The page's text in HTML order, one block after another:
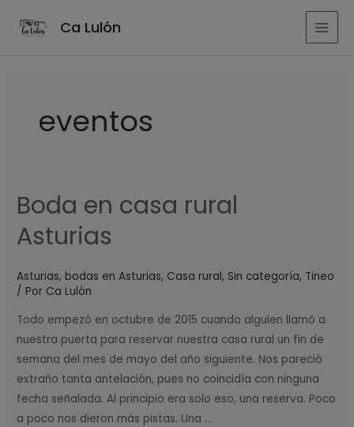
Ca Lulón
eventos
Boda en casa rural
Asturias
Asturias, bodas en Asturias, Casa rural, Sin categoría, Tineo
/ Por Ca Lulón
Todo empezó en octubre de 2015 cuando alguien llamó a
nuestra puerta para reservar nuestra casa rural un fin de
semana del mes de mayo del año siguiente. Nos pareció
extraño tanta antelación, pues no coincidía con ninguna
fecha señalada. Al principio era solo eso, una reserva. Poco
a poco nos dieron más pistas. Una …
Boda
en
casa
Asturias